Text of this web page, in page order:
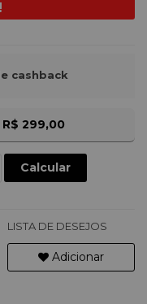
cashback
R$ 299,00
Calcular
LISTA DE DESEJOS
Adicionar